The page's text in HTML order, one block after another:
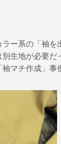
ー系の「袖
生地が必要
マチ作成」